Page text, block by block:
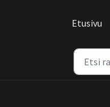
Etusivu